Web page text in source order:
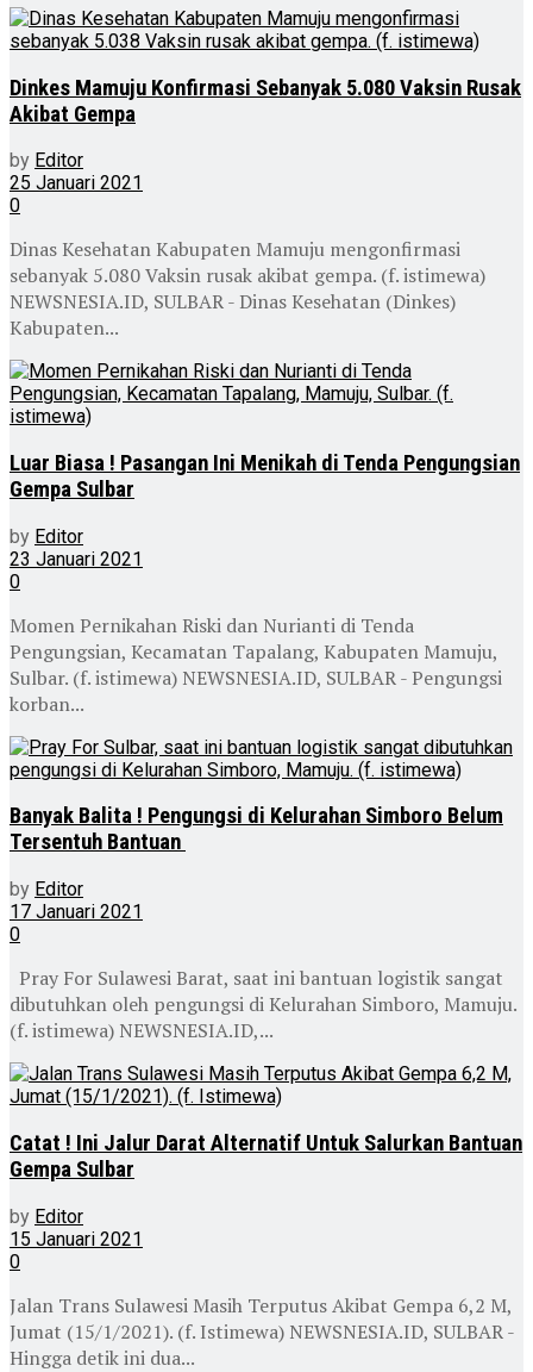
Dinkes Mamuju Konfirmasi Sebanyak 5.080 Vaksin Rusak
Akibat Gempa
by Editor
25 Januari 2021
0
Dinas Kesehatan Kabupaten Mamuju mengonfirmasi
sebanyak 5.080 Vaksin rusak akibat gempa. (f. istimewa)
NEWSNESIA.ID, SULBAR - Dinas Kesehatan (Dinkes)
Kabupaten...
Luar Biasa ! Pasangan Ini Menikah di Tenda Pengungsian
Gempa Sulbar
by Editor
23 Januari 2021
0
Momen Pernikahan Riski dan Nurianti di Tenda
Pengungsian, Kecamatan Tapalang, Kabupaten Mamuju,
Sulbar. (f. istimewa) NEWSNESIA.ID, SULBAR - Pengungsi
korban...
Banyak Balita ! Pengungsi di Kelurahan Simboro Belum
Tersentuh Bantuan
by Editor
17 Januari 2021
0
Pray For Sulawesi Barat, saat ini bantuan logistik sangat
dibutuhkan oleh pengungsi di Kelurahan Simboro, Mamuju.
(f. istimewa) NEWSNESIA.ID,...
Catat ! Ini Jalur Darat Alternatif Untuk Salurkan Bantuan
Gempa Sulbar
by Editor
15 Januari 2021
0
Jalan Trans Sulawesi Masih Terputus Akibat Gempa 6,2 M,
Jumat (15/1/2021). (f. Istimewa) NEWSNESIA.ID, SULBAR -
Hingga detik ini dua...